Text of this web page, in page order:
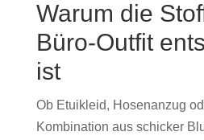
Warum die
Büro-Outfit
ist
Ob Etuikleid, Hosenanzug
Kombination aus schicker